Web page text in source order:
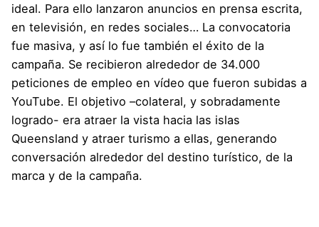
ideal. Para ello lanzaron anuncios en prensa escrita,
en televisión, en redes sociales… La convocatoria
fue masiva, y así lo fue también el éxito de la
campaña. Se recibieron alrededor de 34.000
peticiones de empleo en vídeo que fueron subidas a
YouTube. El objetivo –colateral, y sobradamente
logrado- era atraer la vista hacia las islas
Queensland y atraer turismo a ellas, generando
conversación alrededor del destino turístico, de la
marca y de la campaña.